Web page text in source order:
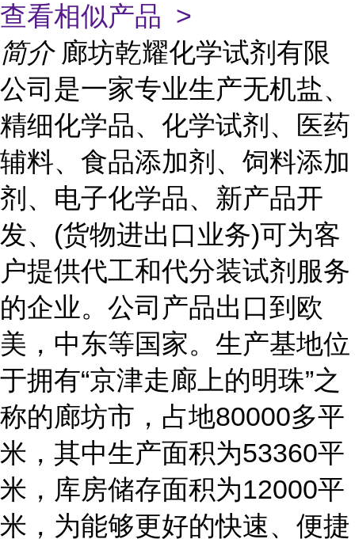
查看相似产品 >
简介 廊坊乾耀化学试剂有限
公司是一家专业生产无机盐、
精细化学品、化学试剂、医药
辅料、食品添加剂、饲料添加
剂、电子化学品、新产品开
发、(货物进出口业务)可为客
户提供代工和代分装试剂服务
的企业。公司产品出口到欧
美，中东等国家。生产基地位
于拥有“京津走廊上的明珠”之
称的廊坊市，占地80000多平
米，其中生产面积为53360平
米，库房储存面积为12000平
米，为能够更好的快速、便捷